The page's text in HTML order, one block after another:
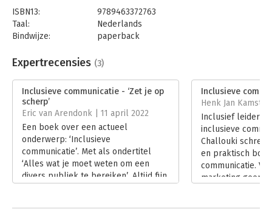
ISBN13:
9789463372763
Taal:
Nederlands
Bindwijze:
paperback
Uitgever:
Pelckmans
Verschijningsdatum:
21-4-2021
Hoofdrubriek: Communicatie en media Marketing
Expertrecensies (3)
Inclusieve communicatie - ‘Zet je op
scherp’
Eric van Arendonk | 11 april 2022
Een boek over een actueel
onderwerp: ‘Inclusieve
communicatie’. Met als ondertitel
‘Alles wat je moet weten om een
divers publiek te bereiken’. Altijd fijn
Inclusieve
Henk Jan
Inclusief
inclusieve
Challouki
en praktisch
communicatie.
marketing geen